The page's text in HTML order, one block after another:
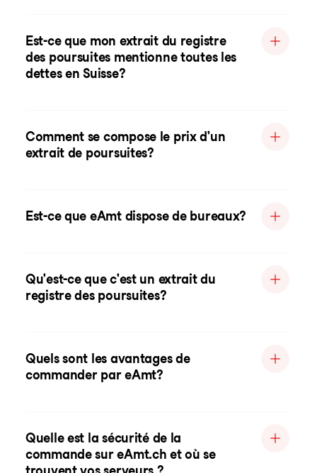
Est-ce que mon extrait du registre
des poursuites mentionne toutes les
dettes en Suisse?
Comment se compose le prix d'un
extrait de poursuites?
Est-ce que eAmt dispose de bureaux?
Qu'est-ce que c'est un extrait du
registre des poursuites?
Quels sont les avantages de
commander par eAmt?
Quelle est la sécurité de la
commande sur eAmt.ch et où se